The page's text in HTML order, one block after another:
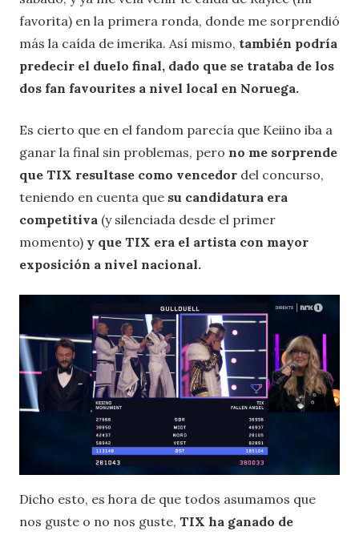
favorita) en la primera ronda, donde me sorprendió
más la caída de imerika. Así mismo, también podría
predecir el duelo final, dado que se trataba de los
dos fan favourites a nivel local en Noruega.
Es cierto que en el fandom parecía que Keiino iba a
ganar la final sin problemas, pero no me sorprende
que TIX resultase como vencedor del concurso,
teniendo en cuenta que su candidatura era
competitiva (y silenciada desde el primer
momento) y que TIX era el artista con mayor
exposición a nivel nacional.
Dicho esto, es hora de que todos asumamos que
nos guste o no nos guste, TIX ha ganado de